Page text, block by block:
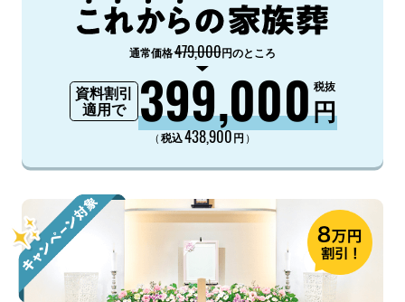
通常価格479,000円のところ
資料割引
適用で
399,000円
税抜
（税込438,900円 ）